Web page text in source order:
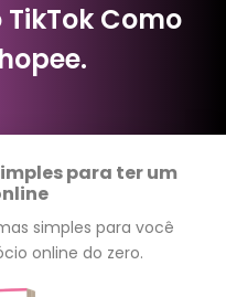
Como
para ter um
simples para você
online do zero.